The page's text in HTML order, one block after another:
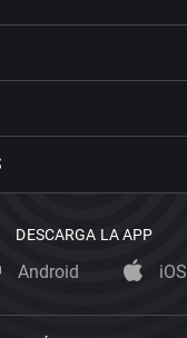
DESCARGA LA APP
Android iOS